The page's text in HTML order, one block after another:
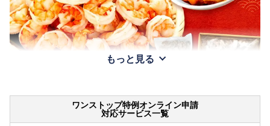
もっと見る
ワンストップ特例オンライン申請
対応サービス一覧